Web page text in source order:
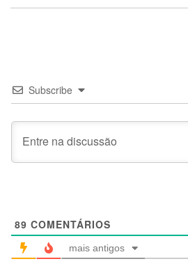
Subscribe
89 COMENTÁRIOS
mais antigos